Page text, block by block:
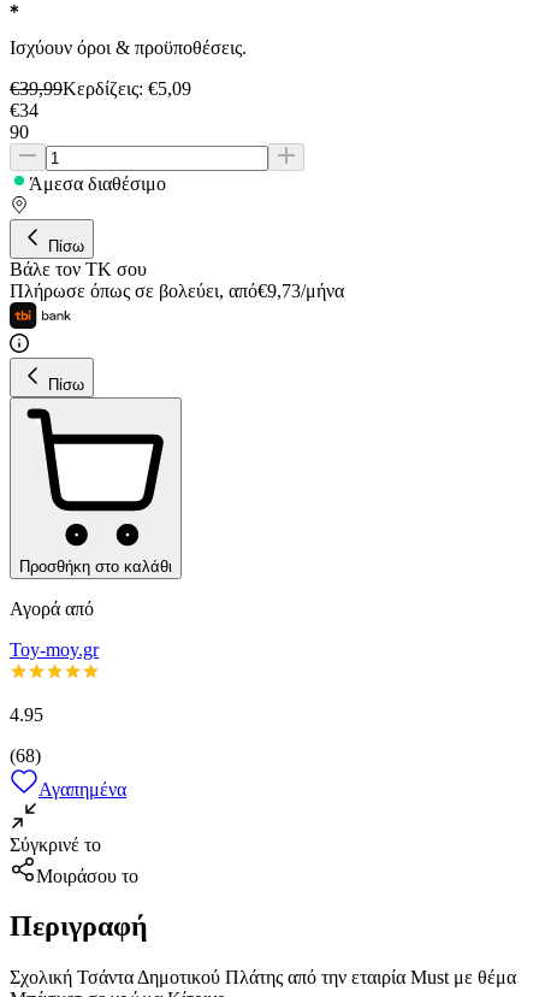
Ισχύουν όροι & προϋποθέσεις.
€39,99Κερδίζεις: €5,09
€34
90
Άμεσα διαθέσιμο
Πίσω
Βάλε τον ΤΚ σου
Πλήρωσε όπως σε βολεύει, από€9,73/μήνα
Πίσω
Προσθήκη στο καλάθι
Αγορά από
Toy-moy.gr
4.95
(68)
Αγαπημένα
Σύγκρινέ το
Μοιράσου το
Περιγραφή
Σχολική Τσάντα Δημοτικού Πλάτης από την εταιρία Must με θέμα